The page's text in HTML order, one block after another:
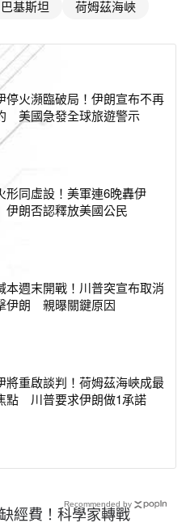
巴基斯坦 荷姆茲海峽
停火瀕臨破局！伊朗宣布不再
美國急發全球旅遊警示
形同虛設！美軍連6晚轟伊
朗否認釋放美國公民
本週末開戰！川普突宣布取消
伊朗 親曝關鍵原因
將重啟談判！荷姆茲海峽成最
點 川普要求伊朗做1承諾
經費！科學家轉戰
Recommended by